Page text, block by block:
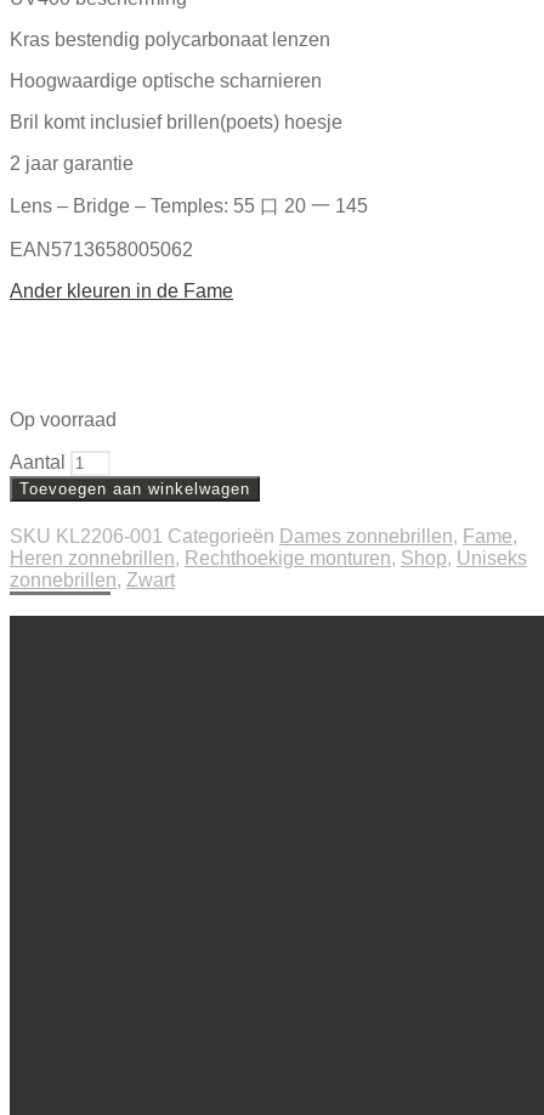
Kras bestendig polycarbonaat lenzen
Hoogwaardige optische scharnieren
Bril komt inclusief brillen(poets) hoesje
2 jaar garantie
Lens – Bridge – Temples: 55 口 20 一 145
EAN5713658005062
Ander kleuren in de Fame
Op voorraad
Aantal
Toevoegen aan winkelwagen
SKU KL2206-001 Categorieën Dames zonnebrillen, Fame,
Heren zonnebrillen, Rechthoekige monturen, Shop, Uniseks
zonnebrillen, Zwart